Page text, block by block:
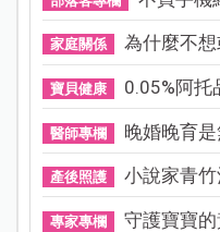
家庭關係 為什麼不
寶貝健康 0.05%阿托
醫師專欄 晚婚晚育
產後照護 小說家青
專家專欄 守護寶寶